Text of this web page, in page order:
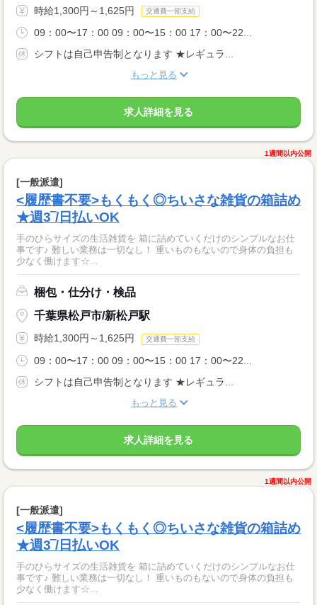
時給1,300円～1,625円 交通費一部支給
09：00〜17：00 09：00〜15：00 17：00〜22...
シフトは自己申告制となります ★レギュラ...
もっと見る
求人詳細を見る
1週間以内公開
[一般派遣]
<履歴書不要>もくもく◎ちいさな雑貨の箱詰め
★週3‾/日払いOK
手のひらサイズの生活雑貨を 箱に詰めていくだけのシンプルなお仕
事です♪ 難しい業務は一切なし！ 重いものもないので身体の負担も
少なく働けます☆...
梱包・仕分け・検品
千葉県松戸市/新松戸駅
時給1,300円～1,625円 交通費一部支給
09：00〜17：00 09：00〜15：00 17：00〜22...
シフトは自己申告制となります ★レギュラ...
もっと見る
求人詳細を見る
1週間以内公開
[一般派遣]
<履歴書不要>もくもく◎ちいさな雑貨の箱詰め
★週3‾/日払いOK
手のひらサイズの生活雑貨を 箱に詰めていくだけのシンプルなお仕
事です♪ 難しい業務は一切なし！ 重いものもないので身体の負担も
少なく働けます☆...